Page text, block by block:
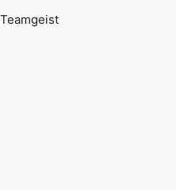
Teamgeist